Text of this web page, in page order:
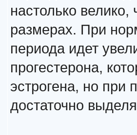
настолько велико,
размерах. При
периода идет
прогестерона,
эстрогена, но при
достаточно